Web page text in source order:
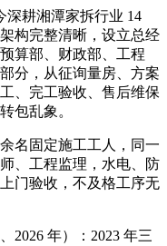
耕湘潭家拆行业 14
构完整清晰，设立总经
算部、财政部、工程
分，从征询量房、方案
、完工验收、售后维保
包乱象。
固定施工工人，同一
、工程监理，水电、防
门验收，不及格工序无
年）：2023 年三